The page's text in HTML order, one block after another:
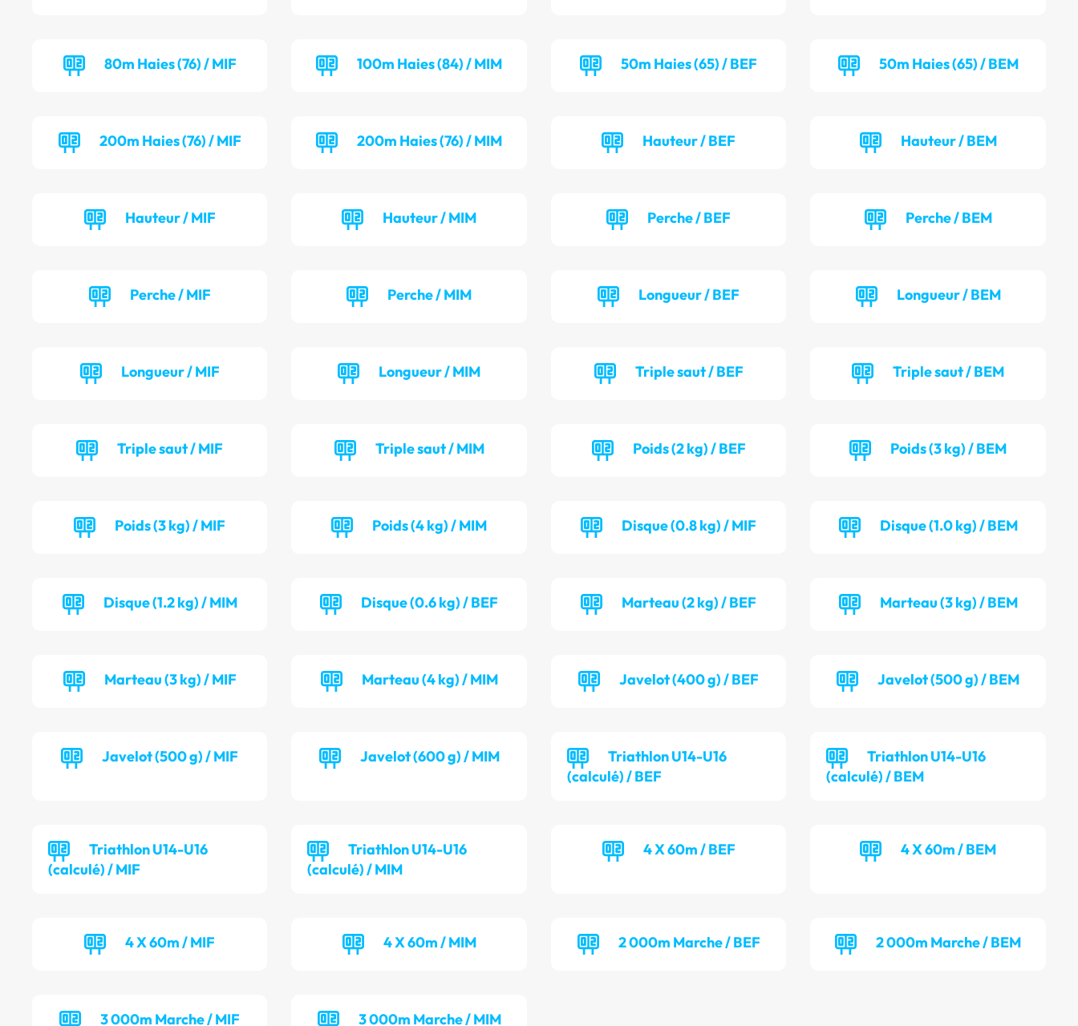
80m Haies (76) / MIF 100m Haies (84) / MIM 50m Haies (65) / BEF 50m Haies (65) / BEM
200m Haies (76) / MIF 200m Haies (76) / MIM Hauteur / BEF Hauteur / BEM
Hauteur / MIF Hauteur / MIM Perche / BEF Perche / BEM
Perche / MIF Perche / MIM Longueur / BEF Longueur / BEM
Longueur / MIF Longueur / MIM Triple saut / BEF Triple saut / BEM
Triple saut / MIF Triple saut / MIM Poids (2 kg) / BEF Poids (3 kg) / BEM
Poids (3 kg) / MIF Poids (4 kg) / MIM Disque (0.8 kg) / MIF Disque (1.0 kg) / BEM
Disque (1.2 kg) / MIM Disque (0.6 kg) / BEF Marteau (2 kg) / BEF Marteau (3 kg) / BEM
Marteau (3 kg) / MIF Marteau (4 kg) / MIM Javelot (400 g) / BEF Javelot (500 g) / BEM
Javelot (500 g) / MIF Javelot (600 g) / MIM
Triathlon U14-U16
(calculé) / BEF
Triathlon U14-U16
(calculé) / BEM
Triathlon U14-U16
(calculé) / MIF
Triathlon U14-U16
(calculé) / MIM
4 X 60m / BEF 4 X 60m / BEM
4 X 60m / MIF 4 X 60m / MIM 2 000m Marche / BEF 2 000m Marche / BEM
3 000m Marche / MIF 3 000m Marche / MIM